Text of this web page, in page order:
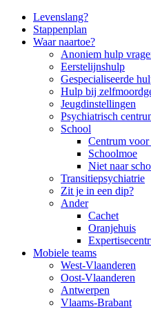
Side
Navigation
Levenslang?
Stappenplan
Waar naartoe?
Anoniem hulp
Eerstelijnshulp
Gespecialiseerde
Hulp bij
Jeugdinstellingen
Psychiatrisch
School
Centrum
Schoolmoe
Niet naar
Transitiepsychiatrie
Zit je in een dip?
Ander
Cachet
Oranjehuis
Mobiele teams
West-Vlaanderen
Oost-Vlaanderen
Antwerpen
Vlaams-Brabant